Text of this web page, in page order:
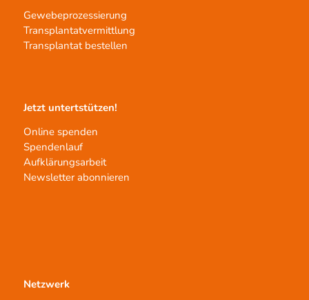
Gewebeprozessierung
Transplantatvermittlung
Transplantat bestellen
Jetzt untertstützen!
Online spenden
Spendenlauf
Aufklärungsarbeit
Newsletter abonnieren
Netzwerk